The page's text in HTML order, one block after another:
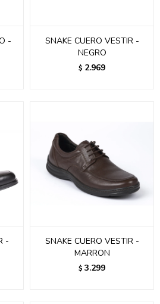
-
SNAKE CUERO VESTIR -
NEGRO
$ 2.969
-
SNAKE CUERO VESTIR -
MARRON
$ 3.299